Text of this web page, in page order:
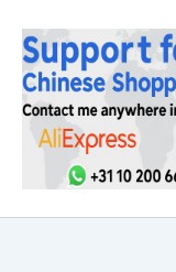
naar
inhoud